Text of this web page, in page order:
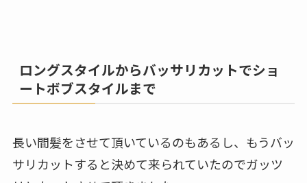
ロングスタイルからバッサリカットでショ
ートボブスタイルまで
長い間髪をさせて頂いているのもあるし、もうバッ
サリカットすると決めて来られていたのでガッツ